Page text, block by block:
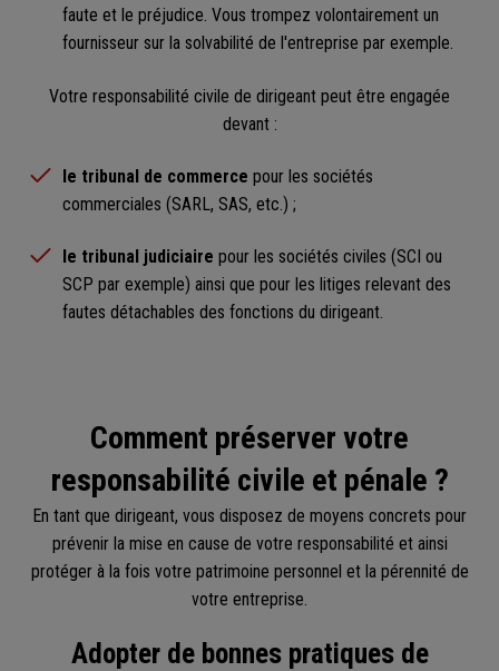
faute et le préjudice. Vous trompez volontairement un
fournisseur sur la solvabilité de l'entreprise par exemple.
Votre responsabilité civile de dirigeant peut être engagée
devant :
le tribunal de commerce pour les sociétés
commerciales (SARL, SAS, etc.) ;
le tribunal judiciaire pour les sociétés civiles (SCI ou
SCP par exemple) ainsi que pour les litiges relevant des
fautes détachables des fonctions du dirigeant.
Comment préserver votre
responsabilité civile et pénale ?
En tant que dirigeant, vous disposez de moyens concrets pour
prévenir la mise en cause de votre responsabilité et ainsi
protéger à la fois votre patrimoine personnel et la pérennité de
votre entreprise.
Adopter de bonnes pratiques de